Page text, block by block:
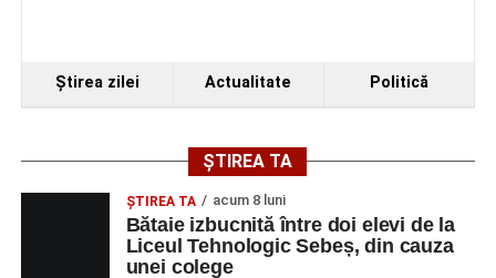
reprezintă doar începutul unei serii de concerte care vor
avea loc pe parcursul taberei, oferind comunității din
și de a lua parte la un veritabil schimb cultural prin
Adaugă-ne ca sursă preferată
Ştirea zilei Actualitate Politică
ȘTIREA TA
ŞTIREA TA acum 8 luni
Bătaie izbucnită între doi elevi de la
Liceul Tehnologic Sebeș, din cauza
unei colege